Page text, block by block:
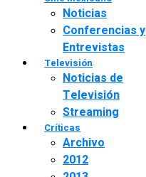
Noticias
Conferencias y
Entrevistas
Televisión
Noticias de
Televisión
Streaming
Críticas
Archivo
2012